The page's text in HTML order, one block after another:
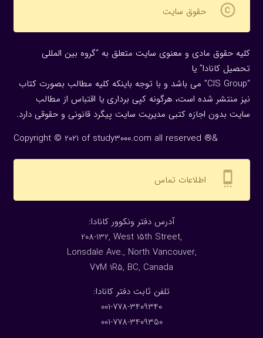
copyright حقوق سایت
کلیه حقوق مادی و معنوی سایت متعلق به “گروه بین المللی
تحصیل کانادا” یا
“CIS Group” می باشد و با توجه باینکه کلیه مطالب بصورت کتاب
نیز منتشر شده است، هرگونه كپی برداری یا اقتباس از مطالب
سایت بدون اجازه كتبی مدیریت سایت پیگرد قانونی و حقوقی دارد.
Copyright © 2021 of study3000.com all reserved ®&
settings_cell اطلاعات تماس
:آدرس دفتر ونکوور کانادا
208-132, West 15th Street,
Lonsdale Ave., North Vancouver,
V7M 1R5, BC, Canada
:تلفن ثابت دفتر کانادا
001-778-3409340
001-778-3409350